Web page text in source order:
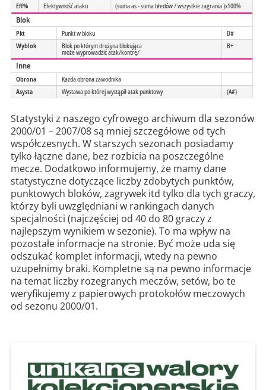
Eff%
Efektywność ataku (suma as - suma błedów / wszystkie zagrania )x100%
Blok
Pkt Punkt w bloku
B#
Wyblok
Blok po którym drużyna blokująca
może wyprowadzić atak/kontrę/
B+
Inne
Obrona
Każda obrona zawodnika
Asysta
Wystawa po której wystąpił atak punktowy (A#)
Statystyki z naszego cyfrowego archiwum dla sezonów
2000/01 – 2007/08 są mniej szczegółowe od tych
współczesnych. W starszych sezonach posiadamy
tylko łączne dane, bez rozbicia na poszczególne
mecze. Dodatkowo informujemy, że mamy dane
statystyczne dotyczące liczby zdobytych punktów,
punktowych bloków, zagrywek itd tylko dla tych graczy,
którzy byli uwzględniani w rankingach danych
specjalności (najczęściej od 40 do 80 graczy z
najlepszym wynikiem w sezonie). To ma wpływ na
pozostałe informacje na stronie. Być może uda się
odszukać komplet informacji, wtedy na pewno
uzupełnimy braki. Kompletne są na pewno informacje
na temat liczby rozegranych meczów, setów, bo te
weryfikujemy z papierowych protokołów meczowych
od sezonu 2000/01.